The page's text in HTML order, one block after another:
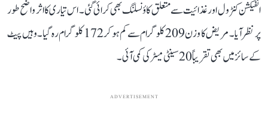
انفیکشن کنٹرول اور غذائیت سے متعلق کاؤنسلنگ بھی کرائی گئی۔ اس تیاری کا اثر واضح طور
پر نظر آیا۔ مریض کا وزن 209 کلوگرام سے کم ہو کر 172 کلوگرام رہ گیا۔ وہیں پیٹ
کے سائز میں بھی تقریباً 20 سینٹی میٹر کی کمی آئی۔
ADVERTISEMENT